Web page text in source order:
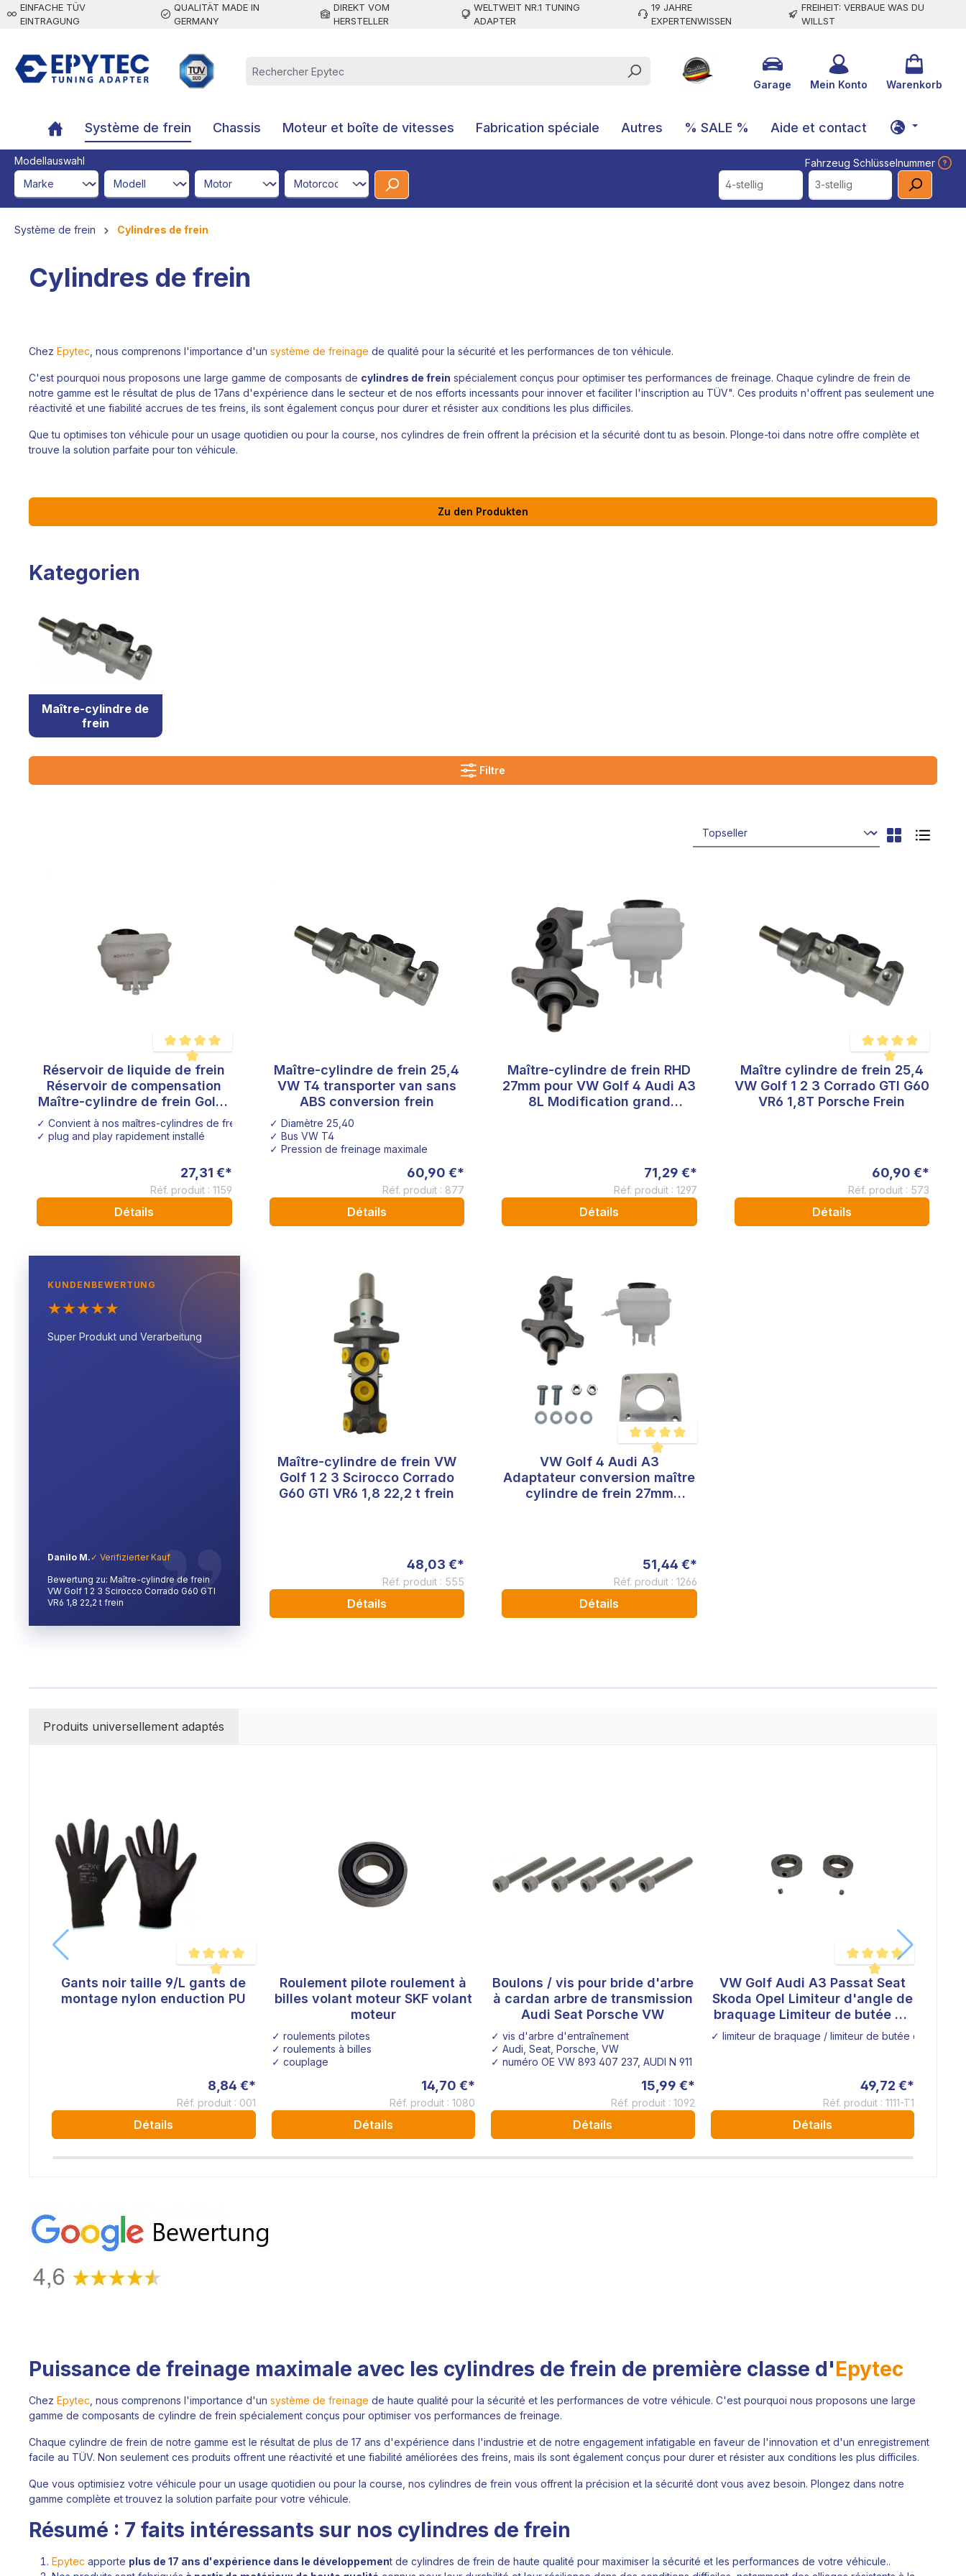
principal
EINFACHE TÜV
EINTRAGUNG
QUALITÄT MADE IN
GERMANY
DIREKT VOM
HERSTELLER
WELTWEIT NR.1 TUNING
ADAPTER
19 JAHRE
EXPERTENWISSEN
FREIHEIT: VERBAUE WAS DU
WILLST
Garage Mein Konto Warenkorb
Système de frein Chassis Moteur et boîte de vitesses Fabrication spéciale Autres % SALE % Aide et contact
Modellauswahl
Fahrzeug Schlüsselnummer
brandId
modelId engineId engineCodeId 4-stellig 3-stellig
Système de frein Cylindres de frein
Cylindres de frein
Chez Epytec , nous comprenons l'importance d'un système de freinage de qualité pour la sécurité et les performances de ton véhicule.
C'est pourquoi nous proposons une large gamme de composants de cylindres de frein spécialement conçus pour optimiser tes performances de freinage. Chaque cylindre de frein de
notre gamme est le résultat de plus de 17ans d'expérience dans le secteur et de nos efforts incessants pour innover et faciliter l'inscription au TÜV". Ces produits n'offrent pas seulement une
réactivité et une fiabilité accrues de tes freins, ils sont également conçus pour durer et résister aux conditions les plus difficiles.
Que tu optimises ton véhicule pour un usage quotidien ou pour la course, nos cylindres de frein offrent la précision et la sécurité dont tu as besoin. Plonge-toi dans notre offre complète et
trouve la solution parfaite pour ton véhicule.
Zu den Produkten
Kategorien
Maître-cylindre de
frein
Filtre
Note moyenne de 5 sur 5 étoiles
Réservoir de liquide de frein
Réservoir de compensation
Maître-cylindre de frein Golf 1
Golf 2 Caddy Corrado
Scirocco T4 Bus
✓ Convient à nos maîtres-cylindres de frein
✓ plug and play rapidement installé
27,31 €*
Réf. produit : 1159
Détails
Maître-cylindre de frein 25,4
VW T4 transporter van sans
ABS conversion frein
✓ Diamètre 25,40
✓ Bus VW T4
✓ Pression de freinage maximale
60,90 €*
Réf. produit : 877
Détails
Maître-cylindre de frein RHD
27mm pour VW Golf 4 Audi A3
8L Modification grand
71,29 €*
Réf. produit : 1297
Détails
Note moyenne de 5
Maître cylindre de frein 25,4
VW Golf 1 2 3 Corrado GTI G60
VR6 1,8T Porsche Frein
60,90 €*
Réf. produit : 573
Détails
KUNDENBEWERTUNG
★★★★★
Super Produkt und Verarbeitung
Danilo M. ✓ Verifizierter Kauf
Bewertung zu: Maître-cylindre de frein
VW Golf 1 2 3 Scirocco Corrado G60 GTI
VR6 1,8 22,2 t frein
Maître-cylindre de frein VW
Golf 1 2 3 Scirocco Corrado
G60 GTI VR6 1,8 22,2 t frein
48,03 €*
Réf. produit : 555
Détails
Note moyenne de 5 sur 5 étoiles
VW Golf 4 Audi A3
Adaptateur conversion maître
cylindre de frein 27mm
51,44 €*
Réf. produit : 1266
Détails
Produits universellement adaptés
Note moyenne de 5 sur 5 étoiles
Gants noir taille 9/L gants de
montage nylon enduction PU
8,84 €*
Réf. produit : 001
Détails
Roulement pilote roulement à
billes volant moteur SKF volant
moteur
✓ roulements pilotes
✓ roulements à billes
✓ couplage
14,70 €*
Réf. produit : 1080
Détails
Boulons / vis pour bride d'arbre
à cardan arbre de transmission
Audi Seat Porsche VW
✓ vis d'arbre d'entraînement
✓ Audi, Seat, Porsche, VW
✓ numéro OE VW 893 407 237, AUDI N 911 082 01.
15,99 €*
Réf. produit : 1092
Détails
Note moyenne de 5 sur 5
VW Golf Audi A3 Passat Seat
Skoda Opel Limiteur d'angle de
braquage Limiteur de butée de
direction Barre de direction en
acier inoxydable - Epaisseur :
✓ limiteur de braquage / limiteur de butée de
49,72 €*
Réf. produit : 1111-T1
Détails
Puissance de freinage maximale avec les cylindres de frein de première classe d'Epytec
Chez Epytec , nous comprenons l'importance d'un système de freinage de haute qualité pour la sécurité et les performances de votre véhicule. C'est pourquoi nous proposons une large
gamme de composants de cylindre de frein spécialement conçus pour optimiser vos performances de freinage.
Chaque cylindre de frein de notre gamme est le résultat de plus de 17 ans d'expérience dans l'industrie et de notre engagement infatigable en faveur de l'innovation et d'un enregistrement
facile au TÜV. Non seulement ces produits offrent une réactivité et une fiabilité améliorées des freins, mais ils sont également conçus pour durer et résister aux conditions les plus difficiles.
Que vous optimisiez votre véhicule pour un usage quotidien ou pour la course, nos cylindres de frein vous offrent la précision et la sécurité dont vous avez besoin. Plongez dans notre
gamme complète et trouvez la solution parfaite pour votre véhicule.
Résumé : 7 faits intéressants sur nos cylindres de frein
Epytec apporte plus de 17 ans d'expérience dans le développement de cylindres de frein de haute qualité pour maximiser la sécurité et les performances de votre véhicule..